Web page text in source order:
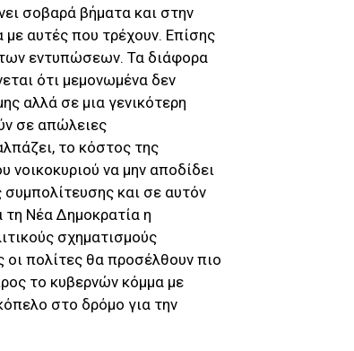
σοβαρά βήματα και στην
αυτές που τρέχουν. Επίσης
των εντυπώσεων. Τα διάφορα
ότι μεμονωμένα δεν
αλλά σε μια γενικότερη
σε απώλειες
το κόστος της
νοικοκυριού να μην αποδίδει
συμπολίτευσης και σε αυτόν
τη Νέα Δημοκρατία η
σχηματισμούς
πολίτες θα προσέλθουν πιο
το κυβερνών κόμμα με
στο δρόμο για την